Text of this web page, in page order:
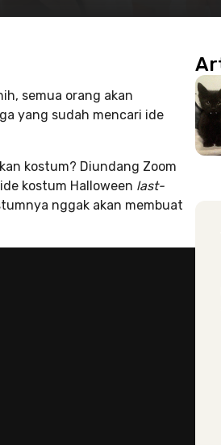
semua orang akan
yang sudah mencari ide
kostum? Diundang Zoom
kostum Halloween last-
nggak akan membuat